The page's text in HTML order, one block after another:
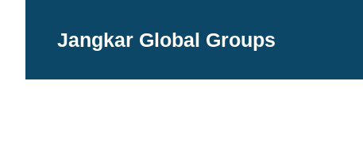
Jangkar Global Groups